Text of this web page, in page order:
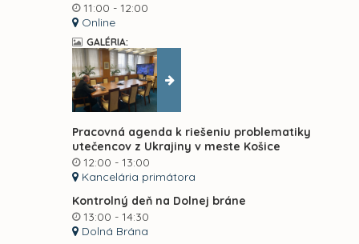
11:00 - 12:00
Online
GALÉRIA:
Pracovná agenda k riešeniu problematiky
utečencov z Ukrajiny v meste Košice
12:00 - 13:00
Kancelária primátora
Kontrolný deň na Dolnej bráne
13:00 - 14:30
Dolná Brána